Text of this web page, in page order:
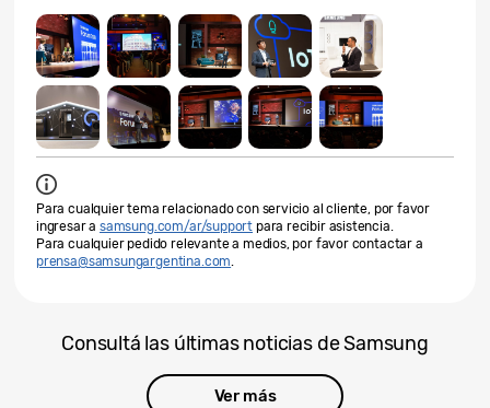
Para cualquier tema relacionado con servicio al cliente, por favor
ingresar asamsung.com/ar/support para recibir asistencia.
Para cualquier pedido relevante a medios, por favor contactar a
prensa@samsungargentina.com.
Consultá las últimas noticias de Samsung
Ver más